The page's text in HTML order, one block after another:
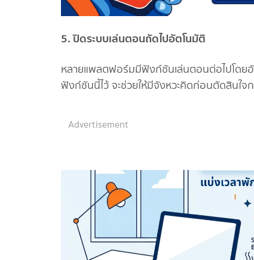
5. ปิดระบบเล่นตอนถัดไปอัตโนมัติ
หลายแพลตฟอร์มมีฟังก์ชันเล่นตอนต่อไปโดย
ฟังก์ชันนี้ไว้ จะช่วยให้มีจังหวะคิดก่อนตัดสินใจ
Advertisement